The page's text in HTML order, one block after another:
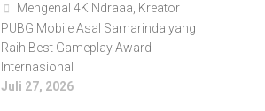
Mengenal 4K Ndraaa, Kreator
PUBG Mobile Asal Samarinda yang
Raih Best Gameplay Award
Internasional
Juli 27, 2026